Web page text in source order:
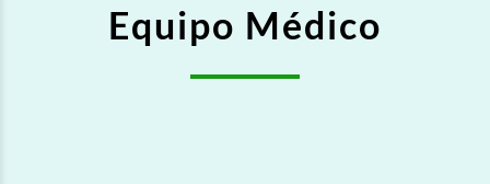
Equipo Médico